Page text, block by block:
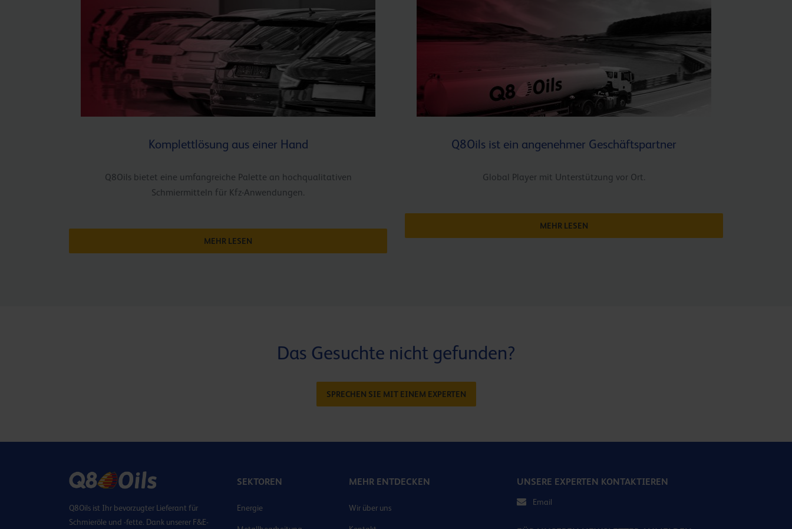
Komplettlösung aus einer Hand
Q8Oils bietet eine umfangreiche Palette an hochqualitativen
Schmiermitteln für Kfz-Anwendungen.
MEHR LESEN
Q8Oils ist ein angenehmer Geschäftspartner
Global Player mit Unterstützung vor Ort.
MEHR LESEN
Das Gesuchte nicht gefunden?
SPRECHEN SIE MIT EINEM EXPERTEN
Q8Oils ist Ihr bevorzugter Lieferant für
Schmieröle und -fette. Dank unserer F&E-
SEKTOREN
Energie
MEHR ENTDECKEN
Wir über uns
UNSERE EXPERTEN KONTAKTIEREN
Email